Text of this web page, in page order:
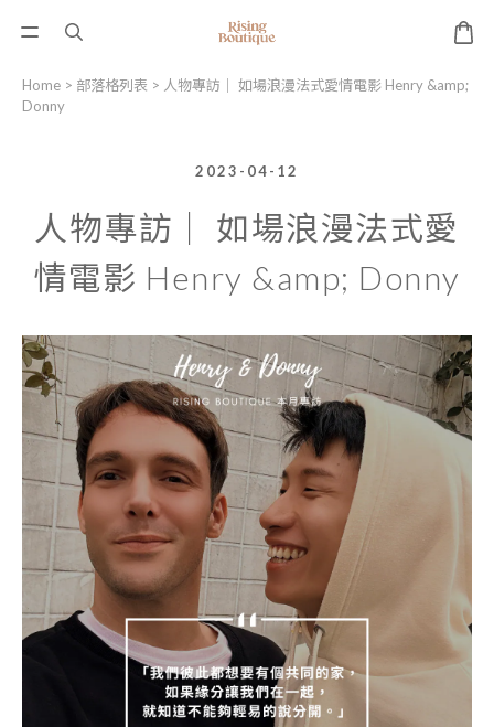
Home > 部落格列表 > 人物專訪｜ 如場浪漫法式愛情電影 Henry &amp;
Donny
2023-04-12
人物專訪｜ 如場浪漫法式愛
情電影 Henry &amp; Donny